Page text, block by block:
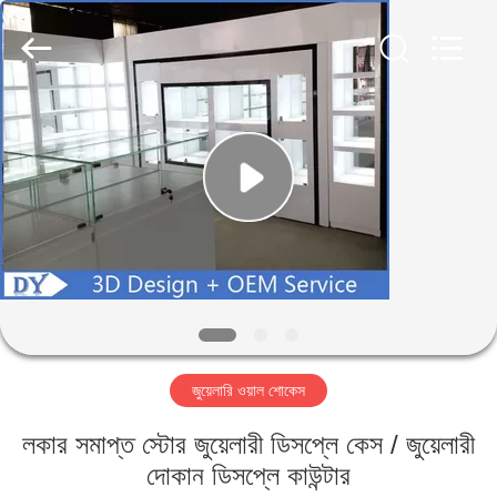
বাড়ি
পণ্য
ভিডিও
আমাদের
সম্বন্ধে
কারখানা
Yang
Commercial
Display
Furniture
Co.,
All
Rights
Reserved.
জুয়েলারি ওয়াল শোকেস
লকার সমাপ্ত স্টোর জুয়েলারী ডিসপ্লে কেস / জুয়েলারী
দোকান ডিসপ্লে কাউন্টার